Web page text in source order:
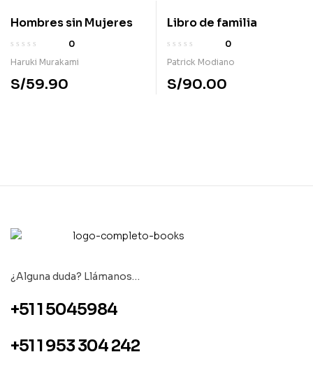
Hombres sin Mujeres
0
Haruki Murakami
S/59.90
Libro de familia
0
Patrick Modiano
S/90.00
¿Alguna duda? Llámanos…
+51 1 5045984
+51 1 953 304 242